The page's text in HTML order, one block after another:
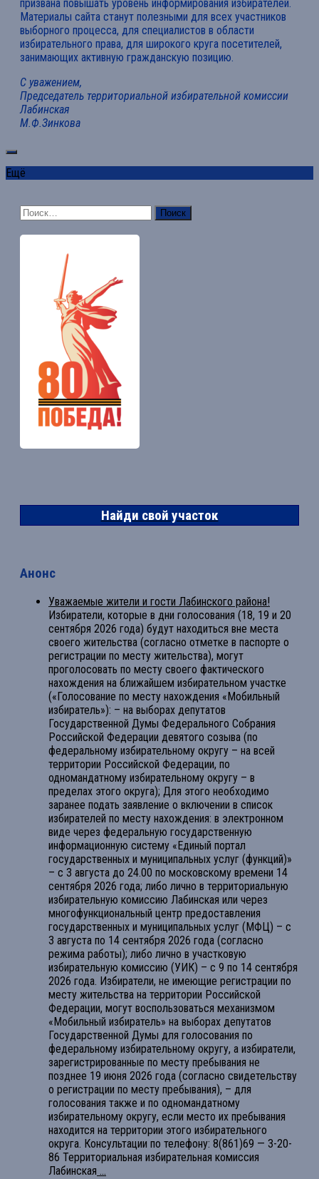
призвана повышать уровень информирования избирателей.
Материалы сайта станут полезными для всех участников
выборного процесса, для специалистов в области
избирательного права, для широкого круга посетителей,
занимающих активную гражданскую позицию.
С уважением,
Председатель территориальной избирательной комиссии
Лабинская
М.Ф.Зинкова
Ещё
Найти:
Найди свой участок
Анонс
Уважаемые жители и гости Лабинского района!
Избиратели, которые в дни голосования (18, 19 и 20
сентября 2026 года) будут находиться вне места
своего жительства (согласно отметке в паспорте о
регистрации по месту жительства), могут
проголосовать по месту своего фактического
нахождения на ближайшем избирательном участке
(«Голосование по месту нахождения «Мобильный
избиратель»): – на выборах депутатов
Государственной Думы Федерального Собрания
Российской Федерации девятого созыва (по
федеральному избирательному округу – на всей
территории Российской Федерации, по
одномандатному избирательному округу – в
пределах этого округа); Для этого необходимо
заранее подать заявление о включении в список
избирателей по месту нахождения: в электронном
виде через федеральную государственную
информационную систему «Единый портал
государственных и муниципальных услуг (функций)»
– с 3 августа до 24.00 по московскому времени 14
сентября 2026 года; либо лично в территориальную
избирательную комиссию Лабинская или через
многофункциональный центр предоставления
государственных и муниципальных услуг (МФЦ) – с
3 августа по 14 сентября 2026 года (согласно
режима работы); либо лично в участковую
избирательную комиссию (УИК) – с 9 по 14 сентября
2026 года. Избиратели, не имеющие регистрации по
месту жительства на территории Российской
Федерации, могут воспользоваться механизмом
«Мобильный избиратель» на выборах депутатов
Государственной Думы для голосования по
федеральному избирательному округу, а избиратели,
зарегистрированные по месту пребывания не
позднее 19 июня 2026 года (согласно свидетельству
о регистрации по месту пребывания), – для
голосования также и по одномандатному
избирательному округу, если место их пребывания
находится на территории этого избирательного
округа. Консультации по телефону: 8(861)69 — 3-20-
86 Территориальная избирательная комиссия
Лабинская ...